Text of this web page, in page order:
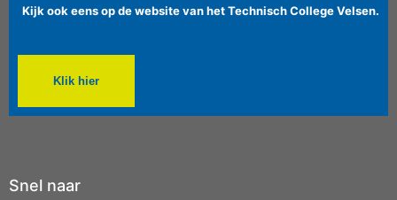
Kijk ook eens op de website van het Technisch College Velsen.
Klik hier
Snel naar